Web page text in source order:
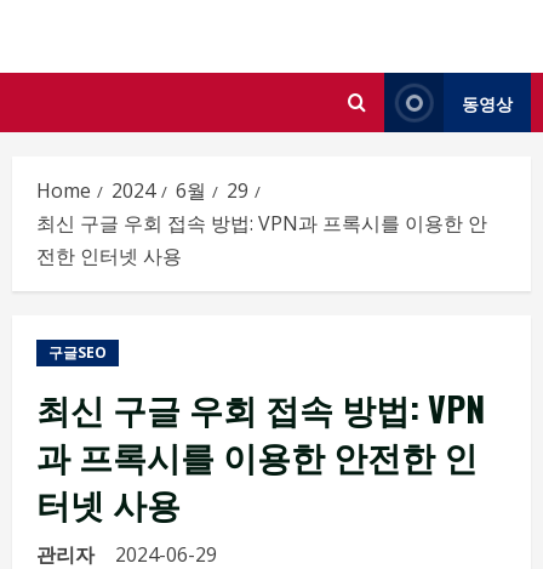
content
동영상
Home 2024 6월
29
최신 구글 우회 접속 방법: VPN과 프록시를 이용한 안
전한 인터넷 사용
구글SEO
최신 구글 우회 접속 방법: VPN
과 프록시를 이용한 안전한 인
터넷 사용
관리자 2024-06-29